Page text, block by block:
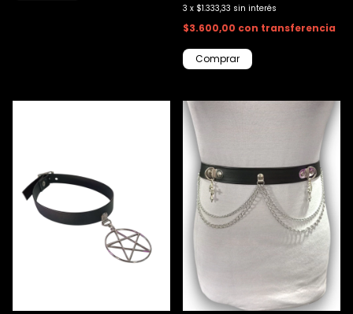
3 x $1.333,33 sin interés
$3.600,00 con transferencia